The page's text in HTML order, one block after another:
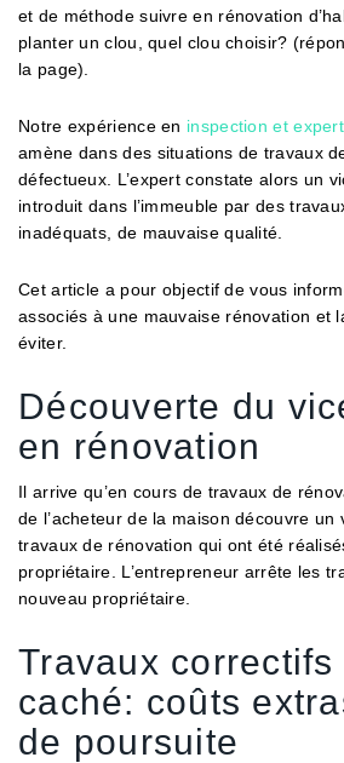
et de méthode suivre en rénovation
planter un clou, quel clou choisir?
la page).
Notre expérience en inspection et
amène dans des situations de travaux
défectueux. L’expert constate alors un
introduit dans l’immeuble par des
inadéquats, de mauvaise qualité.
Cet article a pour objectif de vous
associés à une mauvaise rénovation et
éviter.
Découverte du
en rénovation
Il arrive qu’en cours de travaux de
de l’acheteur de la maison découvre un
travaux de rénovation qui ont été
propriétaire. L’entrepreneur arrête les
nouveau propriétaire.
Travaux correctifs
caché: coûts
de poursuite